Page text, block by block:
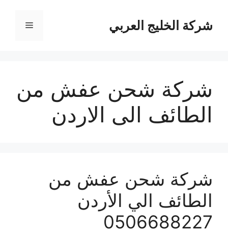
المحتوىشركة الخليج العربي القائمة
شركة شحن عفش من
الطائف الى الاردن
شركة شحن عفش من
الطائف الي الأردن
0506688227